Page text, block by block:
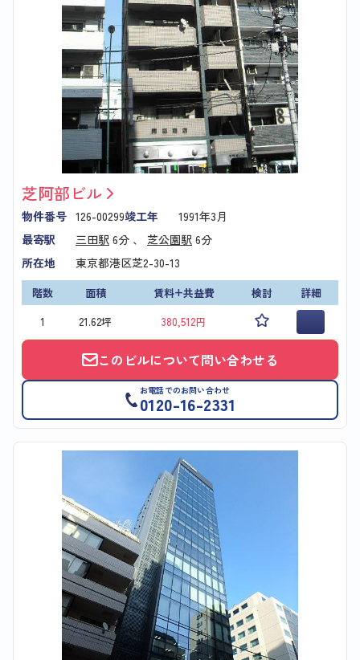
芝阿部ビル
物件番号 126-00299竣工年
1991年3月
最寄駅
三田駅 6分 、 芝公園駅 6分
所在地
東京都港区芝2-30-13
階数 面積 賃料+共益費 検討
詳細
1
21.62坪 380,512円
このビルについて問い合わせる
お電話でのお問い合わせ
0120-16-2331